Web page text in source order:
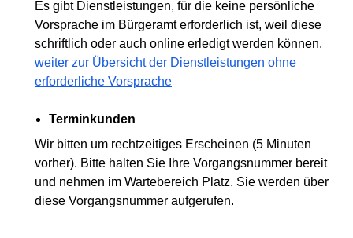
Es gibt Dienstleistungen, für die keine persönliche
Vorsprache im Bürgeramt erforderlich ist, weil diese
schriftlich oder auch online erledigt werden können.
weiter zur Übersicht der Dienstleistungen ohne
erforderliche Vorsprache
Terminkunden
Wir bitten um rechtzeitiges Erscheinen (5 Minuten
vorher). Bitte halten Sie Ihre Vorgangsnummer bereit
und nehmen im Wartebereich Platz. Sie werden über
diese Vorgangsnummer aufgerufen.